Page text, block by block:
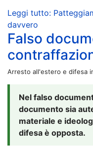
Leggi tutto:
davvero
Falso
Arresto all'estero e difesa
Nel falso
documento sia
materiale e
difesa è opposta.